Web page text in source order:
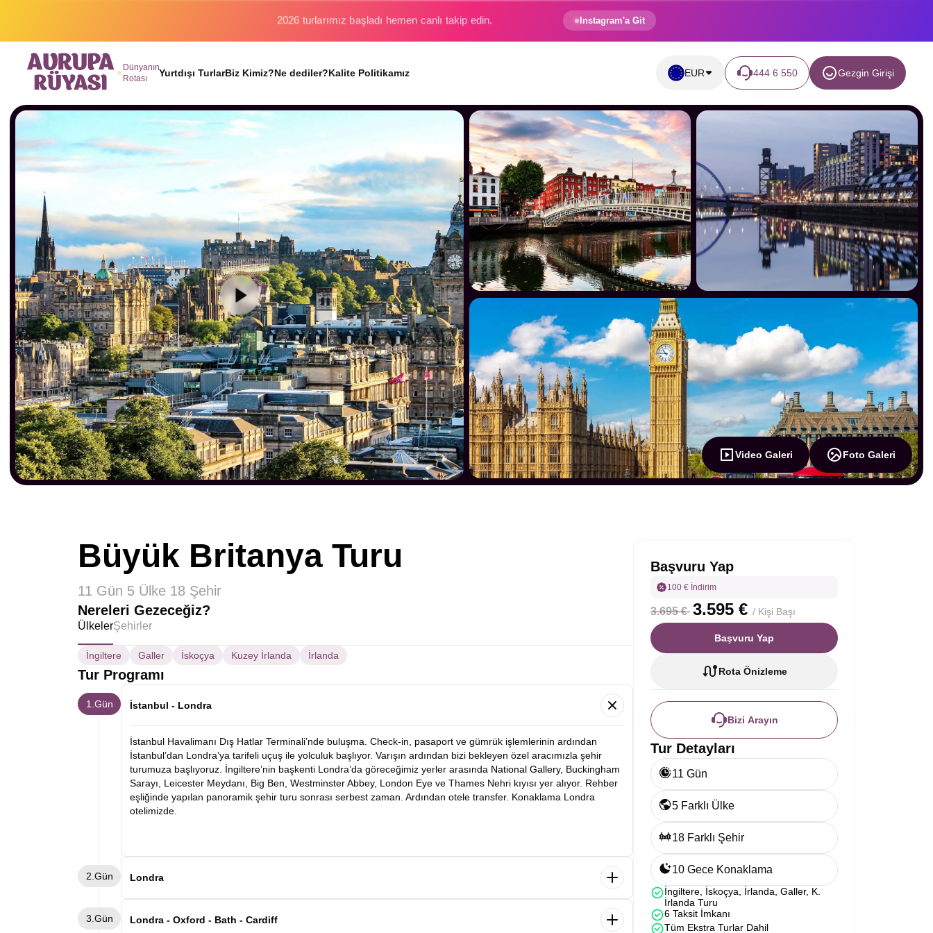
Binlerce gezginin hayali gerçek oluyor. Instagram'a Git
Dünyanın
Rotası
Yurtdışı TurlarBiz Kimiz?Ne dediler?Kalite Politikamız EUR 444 6 550 Gezgin Girişi
Video Galeri Foto Galeri
Büyük Britanya Turu
11 Gün 5 Ülke 18 Şehir
Nereleri Gezeceğiz?
ÜlkelerŞehirler
İngiltere Galler İskoçya Kuzey İrlanda İrlanda
Tur Programı
1.Gün İstanbul - Londra
İstanbul Havalimanı Dış Hatlar Terminali’nde buluşma. Check-in, pasaport ve gümrük işlemlerinin ardından
İstanbul’dan Londra’ya tarifeli uçuş ile yolculuk başlıyor. Varışın ardından bizi bekleyen özel aracımızla şehir
turumuza başlıyoruz. İngiltere’nin başkenti Londra’da göreceğimiz yerler arasında National Gallery, Buckingham
Sarayı, Leicester Meydanı, Big Ben, Westminster Abbey, London Eye ve Thames Nehri kıyısı yer alıyor. Rehber
eşliğinde yapılan panoramik şehir turu sonrası serbest zaman. Ardından otele transfer. Konaklama Londra
otelimizde.
2.Gün Londra
önemli müzelerinden biri olan British Museum. Ardından rehberimiz eşliğinde Tower Bridge gibi kültürel noktaları
3.Gün Londra - Oxford - Bath - Cardiff
Başvuru Yap
100 € İndirim
3.695 € 3.595 € / Kişi Başı
Başvuru Yap
Rota Önizleme
Bizi Arayın
Tur Detayları
11 Gün
5 Farklı Ülke
18 Farklı Şehir
10 Gece Konaklama
İngiltere, İskoçya, İrlanda, Galler, K.
İrlanda Turu
6 Taksit İmkanı
Tüm Ekstra Turlar Dahil